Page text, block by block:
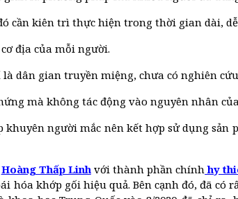
cần kiên trì thực hiện trong thời gian dài,
địa của mỗi người.
dân gian truyền miệng, chưa có nghiên
mà không tác động vào nguyên nhân
khuyên người mắc nên kết hợp sử dụng
Hoàng Thấp Linhvới thành phần chínhhy
hóa khớp gối hiệu quả. Bên cạnh đó, đã